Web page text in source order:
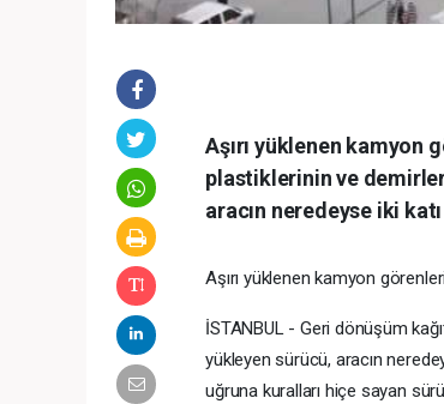
Aşırı yüklenen kamyon
plastiklerinin ve
aracın neredeyse iki
Aşırı yüklenen kamyon
İSTANBUL - Geri dönüşüm
yükleyen sürücü, aracın
uğruna kuralları hiçe sayan